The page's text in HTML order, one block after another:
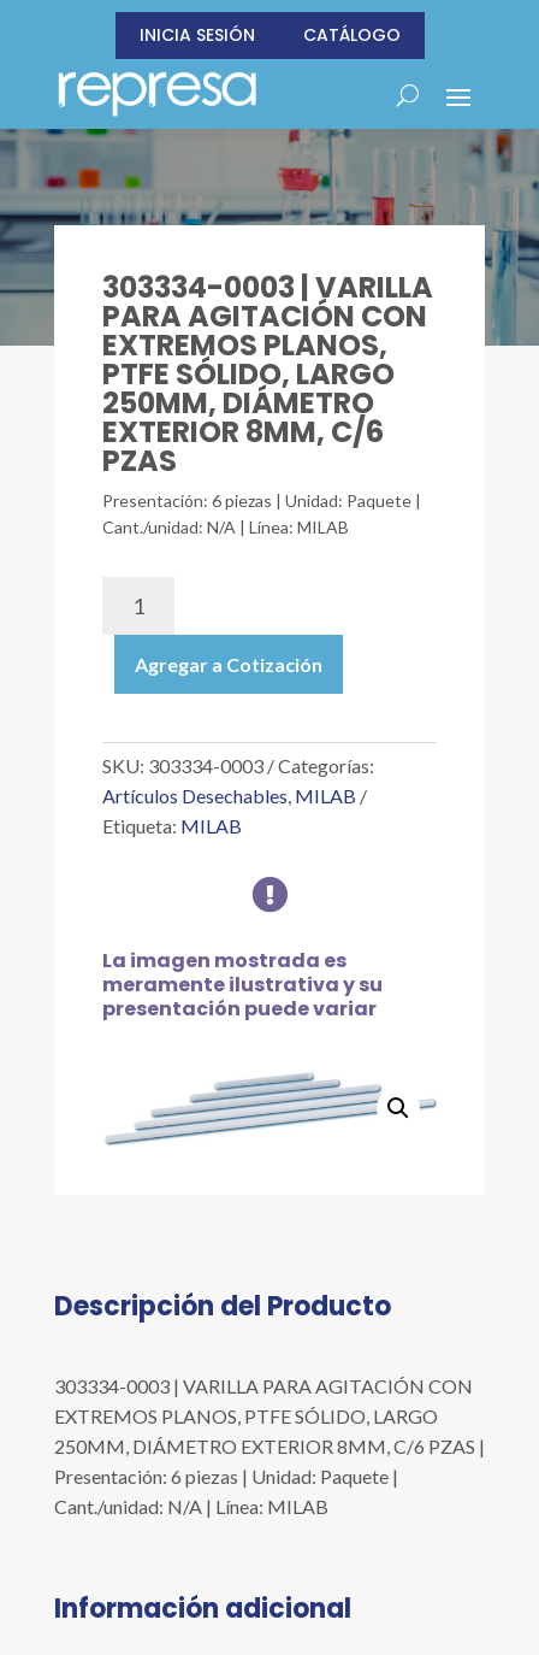
INICIA SESIÓN CATÁLOGO
303334-0003 | VARILLA
PARA AGITACIÓN CON
EXTREMOS PLANOS,
PTFE SÓLIDO, LARGO
250MM, DIÁMETRO
EXTERIOR 8MM, C/6
PZAS
Presentación: 6 piezas | Unidad: Paquete |
Cant./unidad: N/A | Línea: MILAB
0003
VARILLA
PARA
CON
PLANOS,
PTFE
DIÁMETRO
EXTERIOR
8MM,
Agregar a Cotización
SKU: 303334-0003
Categorías:
Artículos Desechables, MILAB
Etiqueta: MILAB

La imagen mostrada es
meramente ilustrativa y su
presentación puede variar
Descripción del Producto
303334-0003 | VARILLA PARA AGITACIÓN CON
EXTREMOS PLANOS, PTFE SÓLIDO, LARGO
250MM, DIÁMETRO EXTERIOR 8MM, C/6 PZAS |
Presentación: 6 piezas | Unidad: Paquete |
Cant./unidad: N/A | Línea: MILAB
Información adicional